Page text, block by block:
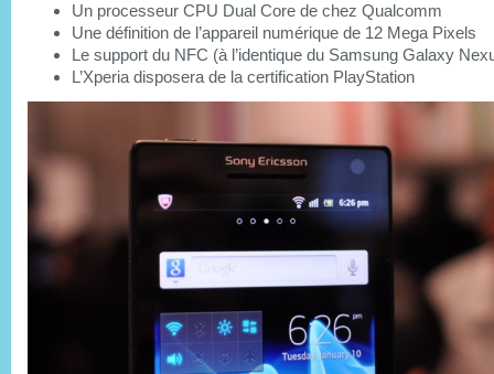
Un processeur CPU Dual Core de chez Qualcomm
Une définition de l’appareil numérique de 12 Mega Pixels
Le support du NFC (à l’identique du Samsung Galaxy
L’Xperia disposera de la certification PlayStation